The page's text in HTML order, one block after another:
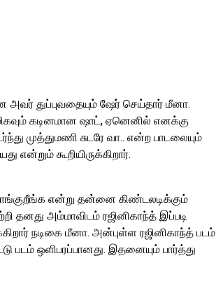
துப்புவதையும் ஷேர் செய்தார் மீனா.
கடினமான ஷாட், ஏனெனில் எனக்கு
முத்துமணி சுடரே வா.. என்ற பாடலையும்
என்றும் கூறியிருக்கிறார்.
என்று தன்னை கிண்டலடிக்கும்
தனது அம்மாவிடம் ரஜினிகாந்த் இப்படி
நடிகை மீனா. அன்புள்ள ரஜினிகாந்த் படம்
படம் ஒளிபரப்பானது. இதனையும் பார்த்து